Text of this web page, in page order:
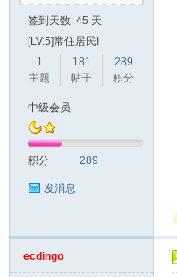
签到天数: 45 天
[LV.5]常住居民I
1
主题
181
帖子
289
积分
中级会员
积分 289
发消息
ecdingo